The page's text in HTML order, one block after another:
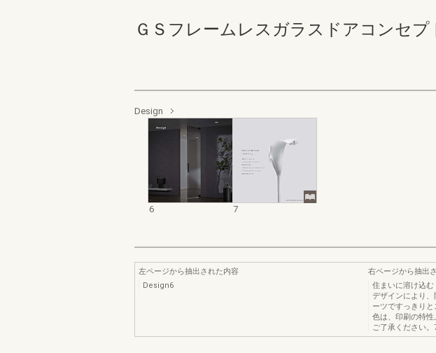
ＧＳフレームレスガラスドアコンセプ
Design
6 7
左ページから抽出された内容
Design6
右ページから抽出
住まいに溶け込
デザインにより
ーツですっきり
色は、印刷の特
ご了承ください。